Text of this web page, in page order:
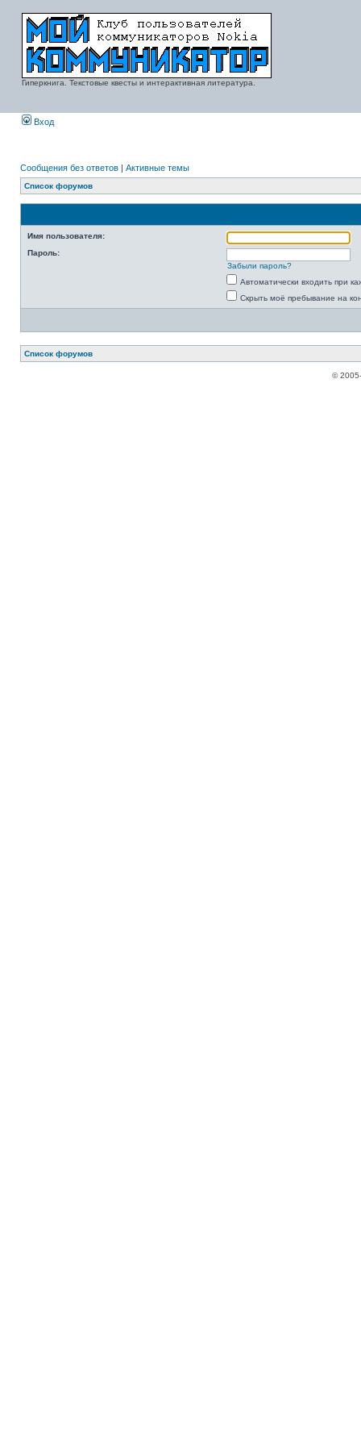
Гиперкнига. Текстовые квесты и интерактивная литература.
Вход
Сообщения без ответов | Активные темы
Список форумов
Имя пользователя:
Пароль:
Забыли пароль?
Автоматически входить при
Скрыть моё пребывание на
Список форумов
©